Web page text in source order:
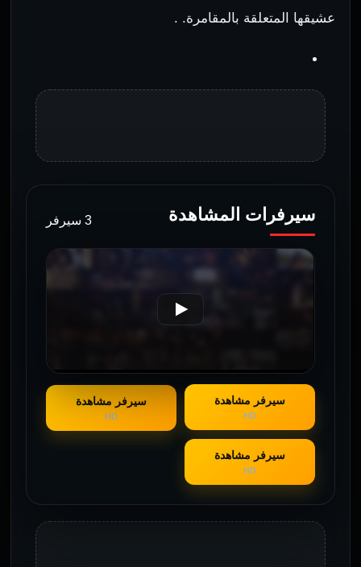
عشيقها المتعلقة بالمقامرة. .
سيرفرات المشاهدة 3 سيرفر
سيرفر مشاهدة
HD
سيرفر مشاهدة
HD
سيرفر مشاهدة
HD